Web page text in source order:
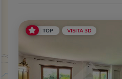
TOP VISITA 3D